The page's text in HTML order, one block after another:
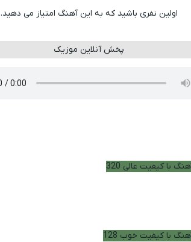
اولین نفری باشید که به این آهنگ امتیاز می دهید.
پخش آنلاین موزیک
با کیفیت عالی 320
با کیفیت خوب 128